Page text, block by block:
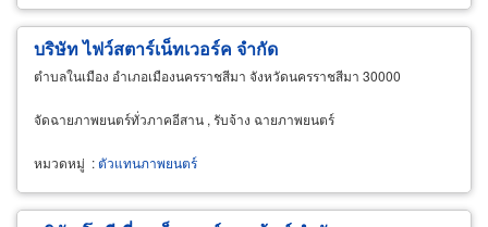
บริษัท ไฟว์สตาร์เน็ทเวอร์ค จำกัด
ตำบลในเมือง อำเภอเมืองนครราชสีมา จังหวัดนครราชสีมา 30000
จัดฉายภาพยนตร์ทั่วภาคอีสาน , รับจ้าง ฉายภาพยนตร์
หมวดหมู่ :ตัวแทนภาพยนตร์